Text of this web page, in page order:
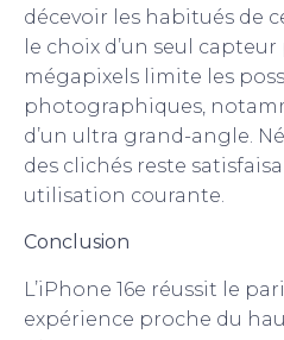
décevoir les habitués de
le choix d’un seul
mégapixels limite les
photographiques,
d’un ultra grand-angle.
des clichés reste
utilisation courante.
Conclusion
L’iPhone 16e réussit le
expérience proche du